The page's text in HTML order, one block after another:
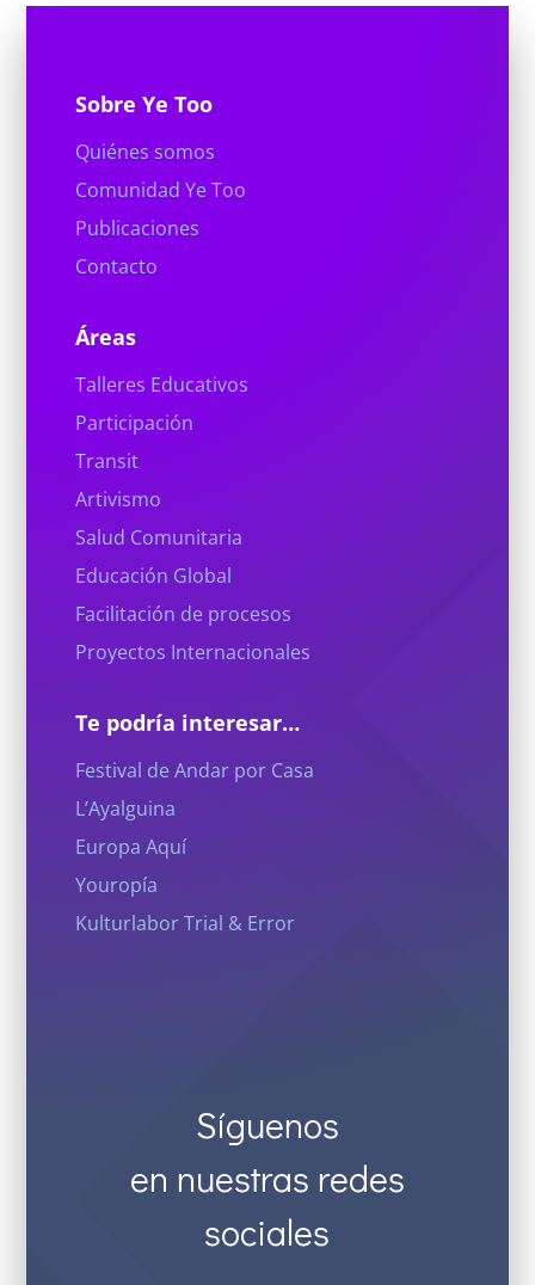
Sobre Ye Too
Quiénes somos
Comunidad Ye Too
Publicaciones
Contacto
Áreas
Talleres Educativos
Participación
Transit
Artivismo
Salud Comunitaria
Educación Global
Facilitación de procesos
Proyectos Internacionales
Te podría interesar…
Festival de Andar por Casa
L’Ayalguina
Europa Aquí
Youropía
Kulturlabor Trial & Error
Síguenos
en nuestras redes
sociales